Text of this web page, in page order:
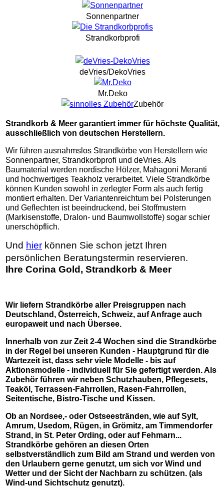
Sonnenpartner
Strandkorbprofi
deVries/DekoVries
Mr.Deko
Zubehör
Strandkorb & Meer garantiert immer für höchste Qualität,
ausschließlich von deutschen Herstellern.
Wir führen ausnahmslos Strandkörbe von Herstellern wie
Sonnenpartner, Strandkorbprofi und deVries. Als
Baumaterial werden nordische Hölzer, Mahagoni Meranti
und hochwertiges Teakholz verarbeitet. Viele Strandkörbe
können Kunden sowohl in zerlegter Form als auch fertig
montiert erhalten. Der Variantenreichtum bei Polsterungen
und Geflechten ist beeindruckend, bei Stoffmustern
(Markisenstoffe, Dralon- und Baumwollstoffe) sogar schier
unerschöpflich.
Und hier können Sie schon jetzt Ihren
persönlichen Beratungstermin reservieren.
Ihre Corina Gold, Strandkorb & Meer
Wir liefern Strandkörbe aller Preisgruppen nach
Deutschland, Österreich, Schweiz, auf Anfrage auch
europaweit und nach Übersee.
Innerhalb von zur Zeit 2-4 Wochen sind die Strandkörbe
in der Regel bei unseren Kunden - Hauptgrund für die
Wartezeit ist, dass sehr viele Modelle - bis auf
Aktionsmodelle - individuell für Sie gefertigt werden. Als
Zubehör führen wir neben Schutzhauben, Pflegesets,
Teaköl, Terrassen-Fahrrollen, Rasen-Fahrrollen,
Seitentische, Bistro-Tische und Kissen.
Ob an Nordsee,- oder Ostseestränden, wie auf Sylt,
Amrum, Usedom, Rügen, in Grömitz, am Timmendorfer
Strand, in St. Peter Ording, oder auf Fehmarn...
Strandkörbe gehören an diesen Orten
selbstverständlich zum Bild am Strand und werden von
den Urlaubern gerne genutzt, um sich vor Wind und
Wetter und der Sicht der Nachbarn zu schützen. (als
Wind-und Sichtschutz genutzt).